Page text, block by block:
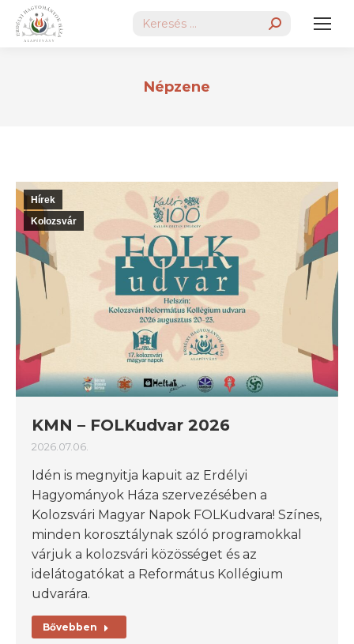
Search:
Népzene
Hírek
Kolozsvár
KMN – FOLKudvar 2026
2026.07.06.
Idén is megnyitja kapuit az Erdélyi
Hagyományok Háza szervezésében a
Kolozsvári Magyar Napok FOLKudvara! Színes,
minden korosztálynak szóló programokkal
várjuk a kolozsvári közösséget és az
idelátogatókat a Református Kollégium
udvarára.
Bővebben